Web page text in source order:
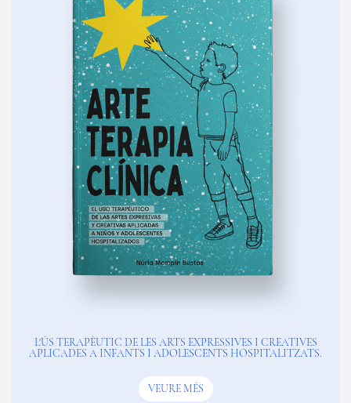
L'ÚS TERAPÈUTIC DE LES ARTS EXPRESSIVES I CREATIVES
APLICADES A INFANTS I ADOLESCENTS HOSPITALITZATS.
VEURE MÉS